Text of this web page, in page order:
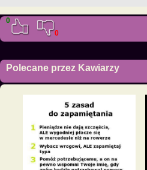
0
0
Polecane przez Kawiarzy